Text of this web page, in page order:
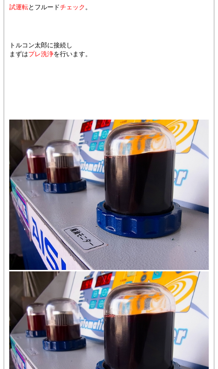
試運転とフルードチェック 。
トルコン太郎に接続し
まずはプレ洗浄を行います。